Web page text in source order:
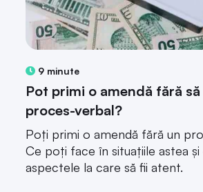
9 minute
Pot primi o amendă fără
proces-verbal?
Poți primi o amendă fără un
Ce poți face în situațiile astea
aspectele la care să fii atent.